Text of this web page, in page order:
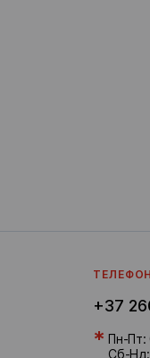
+37
* Пн-
Сб-